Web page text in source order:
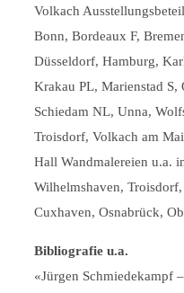
Volkach
Bonn, Bordeaux F,
Düsseldorf, Hamburg,
Krakau PL, Marienstad S,
Schiedam NL, Unna,
Troisdorf, Volkach am
Hall Wandmalereien u.a.
Wilhelmshaven,
Cuxhaven, Osnabrück,
Bibliografie u.a.
«Jürgen Schmiedekampf